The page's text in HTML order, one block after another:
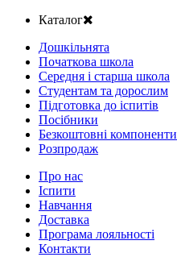
Каталог
Дошкільнята
Початкова школа
Середня і старша школа
Студентам та дорослим
Підготовка до іспитів
Посібники
Безкоштовні компоненти
Розпродаж
Про нас
Іспити
Навчання
Доставка
Програма лояльності
Контакти